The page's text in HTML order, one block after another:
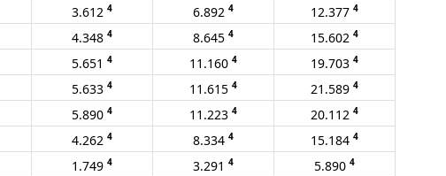
3.612 4 6.892 4 12.377 4
4.348 4 8.645 4 15.602 4
5.651 4 11.160 4 19.703 4
5.633 4 11.615 4 21.589 4
5.890 4 11.223 4 20.112 4
4.262 4 8.334 4 15.184 4
1.749 4 3.291 4 5.890 4